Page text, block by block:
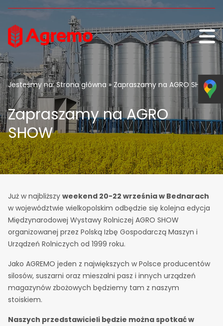
Przejdź do treści
Jesteśmy na:Strona główna» Zapraszamy na AGRO SHOW
Zapraszamy na AGRO
SHOW
Już w najbliższy weekend 20-22 września w Bednarach
w województwie wielkopolskim odbędzie się kolejna edycja
Międzynarodowej Wystawy Rolniczej AGRO SHOW
organizowanej przez Polską Izbę Gospodarczą Maszyn i
Urządzeń Rolniczych od 1999 roku.
Jako AGREMO jeden z największych w Polsce producentów
silosów, suszarni oraz mieszalni pasz i innych urządzeń
magazynów zbożowych będziemy tam z naszym
stoiskiem.
Naszych przedstawicieli będzie można spotkać w